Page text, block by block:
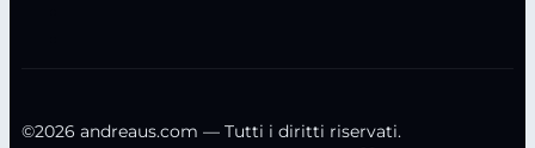
©2026 andreaus.com — Tutti i diritti riservati.